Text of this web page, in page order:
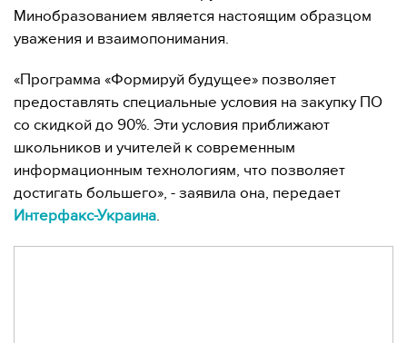
Минобразованием является настоящим образцом
уважения и взаимопонимания.
«Программа «Формируй будущее» позволяет
предоставлять специальные условия на закупку ПО
со скидкой до 90%. Эти условия приближают
школьников и учителей к современным
информационным технологиям, что позволяет
достигать большего», - заявила она, передает
Интерфакс-Украина.